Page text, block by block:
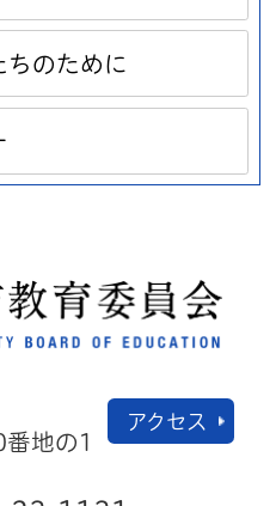
ちのために
地の1
アクセス